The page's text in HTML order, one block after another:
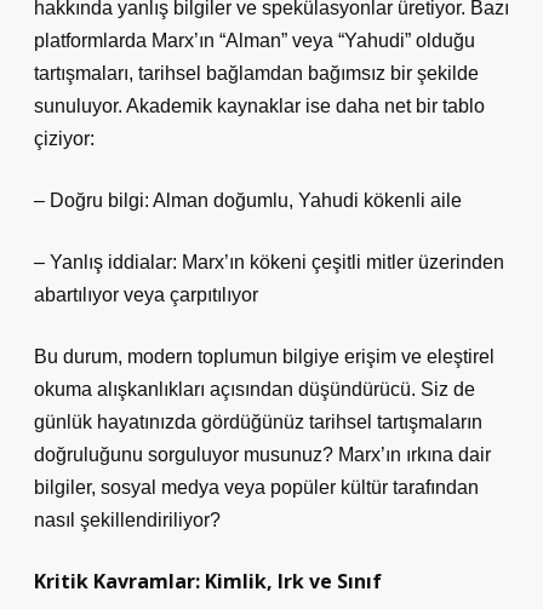
hakkında yanlış bilgiler ve spekülasyonlar üretiyor. Bazı
platformlarda Marx’ın “Alman” veya “Yahudi” olduğu
tartışmaları, tarihsel bağlamdan bağımsız bir şekilde
sunuluyor. Akademik kaynaklar ise daha net bir tablo
çiziyor:
– Doğru bilgi: Alman doğumlu, Yahudi kökenli aile
– Yanlış iddialar: Marx’ın kökeni çeşitli mitler üzerinden
abartılıyor veya çarpıtılıyor
Bu durum, modern toplumun bilgiye erişim ve eleştirel
okuma alışkanlıkları açısından düşündürücü. Siz de
günlük hayatınızda gördüğünüz tarihsel tartışmaların
doğruluğunu sorguluyor musunuz? Marx’ın ırkına dair
bilgiler, sosyal medya veya popüler kültür tarafından
nasıl şekillendiriliyor?
Kritik Kavramlar: Kimlik, Irk ve Sınıf